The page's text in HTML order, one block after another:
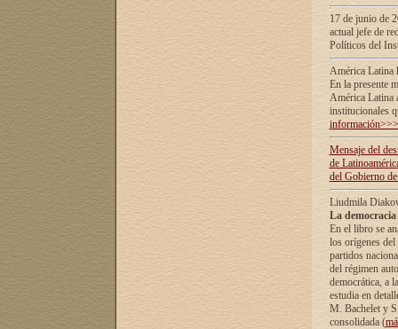
17 de junio de
actual jefe de
Políticos del
América Latina
En la presente
América Latina
institucionales
información>>>
Mensaje del
de
del Gobierno
Liudmila
La
En el libro se
los orígenes
partidos
del régimen
democrática, а
estudia en
М. Bachelet у
consolidada (